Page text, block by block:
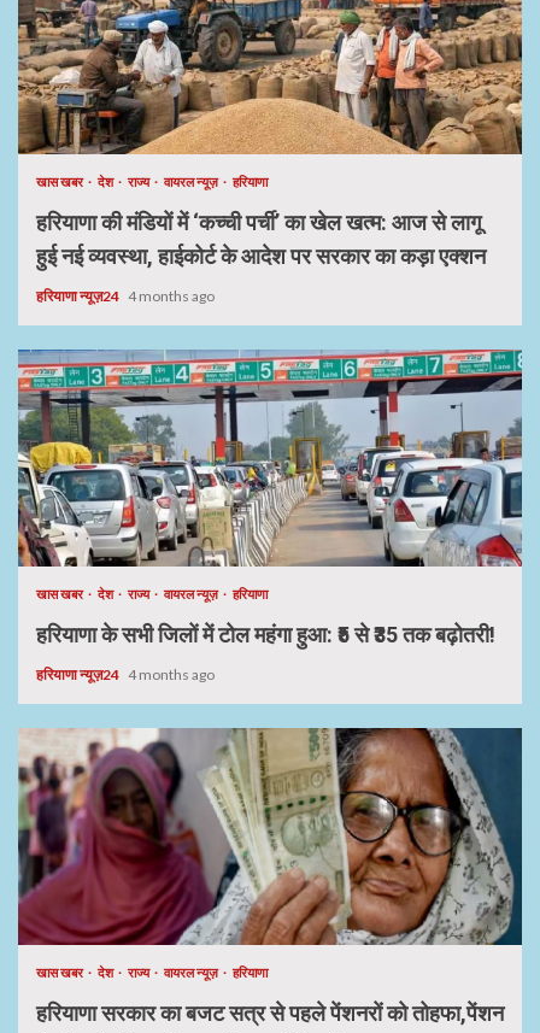
खास खबर देश राज्य वायरल न्यूज़ हरियाणा
हरियाणा की मंडियों में ‘कच्ची पर्ची’ का खेल खत्म: आज से लागू
हुई नई व्यवस्था, हाईकोर्ट के आदेश पर सरकार का कड़ा एक्शन
हरियाणा न्यूज़24 4 months ago
खास खबर देश राज्य वायरल न्यूज़ हरियाणा
हरियाणा के सभी जिलों में टोल महंगा हुआ: ₹5 से ₹35 तक बढ़ोतरी!
हरियाणा न्यूज़24 4 months ago
खास खबर देश राज्य वायरल न्यूज़ हरियाणा
हरियाणा सरकार का बजट सत्र से पहले पेंशनरों को तोहफा,पेंशन